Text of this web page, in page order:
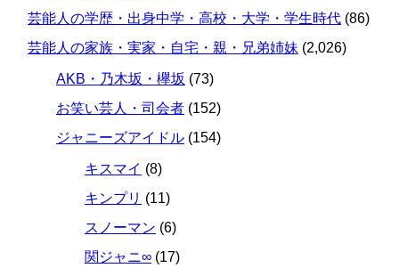
芸能人の学歴・出身中学・高校・大学・学生時代 (86)
芸能人の家族・実家・自宅・親・兄弟姉妹 (2,026)
AKB・乃木坂・欅坂 (73)
お笑い芸人・司会者 (152)
ジャニーズアイドル (154)
キスマイ (8)
キンプリ (11)
スノーマン (6)
関ジャニ∞ (17)